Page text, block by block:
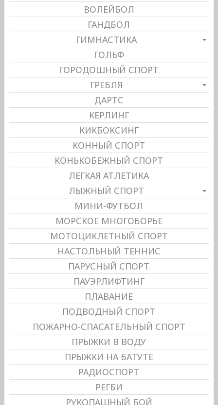
ВОЛЕЙБОЛ
ГАНДБОЛ
ГИМНАСТИКА
ГОЛЬФ
ГОРОДОШНЫЙ СПОРТ
ГРЕБЛЯ
ДАРТС
КЕРЛИНГ
КИКБОКСИНГ
КОННЫЙ СПОРТ
КОНЬКОБЕЖНЫЙ СПОРТ
ЛЕГКАЯ АТЛЕТИКА
ЛЫЖНЫЙ СПОРТ
МИНИ-ФУТБОЛ
МОРСКОЕ МНОГОБОРЬЕ
МОТОЦИКЛЕТНЫЙ СПОРТ
НАСТОЛЬНЫЙ ТЕННИС
ПАРУСНЫЙ СПОРТ
ПАУЭРЛИФТИНГ
ПЛАВАНИЕ
ПОДВОДНЫЙ СПОРТ
ПОЖАРНО-СПАСАТЕЛЬНЫЙ СПОРТ
ПРЫЖКИ В ВОДУ
ПРЫЖКИ НА БАТУТЕ
РАДИОСПОРТ
РЕГБИ
РУКОПАШНЫЙ БОЙ